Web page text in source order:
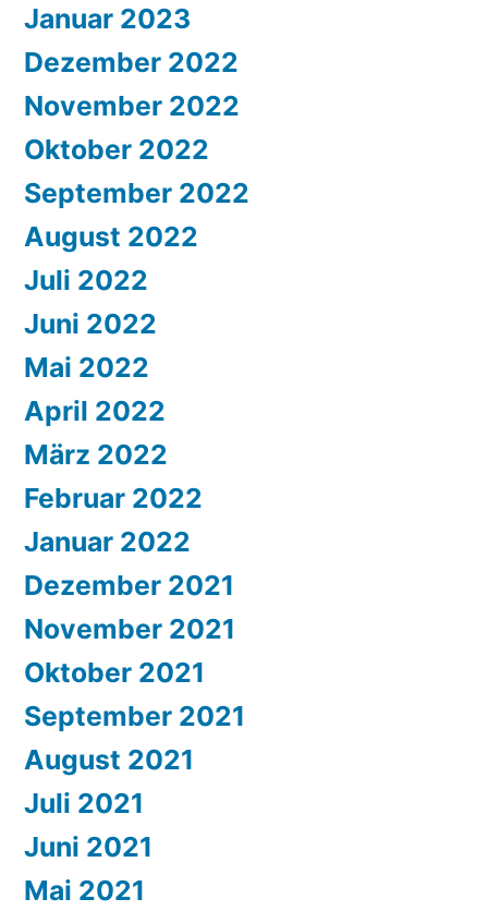
Januar 2023
Dezember 2022
November 2022
Oktober 2022
September 2022
August 2022
Juli 2022
Juni 2022
Mai 2022
April 2022
März 2022
Februar 2022
Januar 2022
Dezember 2021
November 2021
Oktober 2021
September 2021
August 2021
Juli 2021
Juni 2021
Mai 2021